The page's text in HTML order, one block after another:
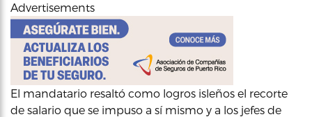
Advertisements
El mandatario resaltó como logros isleños el recorte
de salario que se impuso a sí mismo y a los jefes de